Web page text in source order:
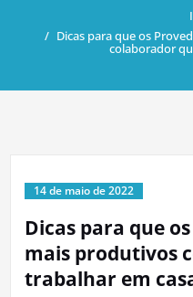
Dicas para que os
colaborador
14 de maio de 2022
Dicas para que
mais produtivos
trabalhar em